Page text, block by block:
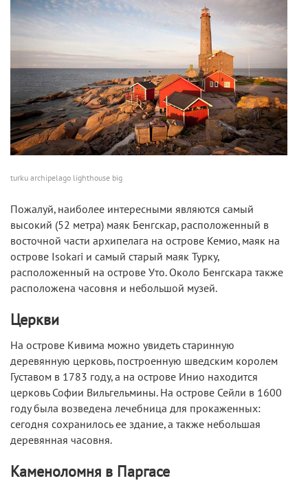
turku archipelago lighthouse big
Пожалуй, наиболее интересными являются самый
высокий (52 метра) маяк Бенгскар, расположенный в
восточной части архипелага на острове Кемио, маяк на
острове Isokari и самый старый маяк Турку,
расположенный на острове Уто. Около Бенгскара также
расположена часовня и небольшой музей.
Церкви
На острове Кивима можно увидеть старинную
деревянную церковь, построенную шведским королем
Густавом в 1783 году, а на острове Инио находится
церковь Софии Вильгельмины. На острове Сейли в 1600
году была возведена лечебница для прокаженных:
сегодня сохранилось ее здание, а также небольшая
деревянная часовня.
Каменоломня в Паргасе